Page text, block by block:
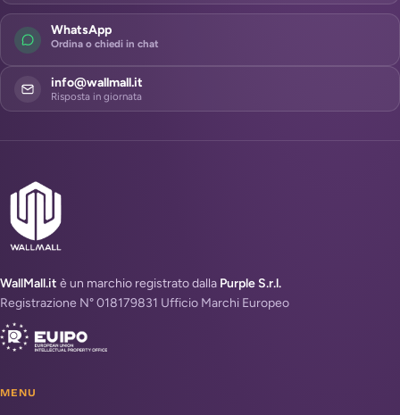
WhatsApp
Ordina o chiedi in chat
info@wallmall.it
Risposta in giornata
WallMall.it è un marchio registrato dalla Purple S.r.l.
Registrazione N° 018179831 Ufficio Marchi Europeo
MENU